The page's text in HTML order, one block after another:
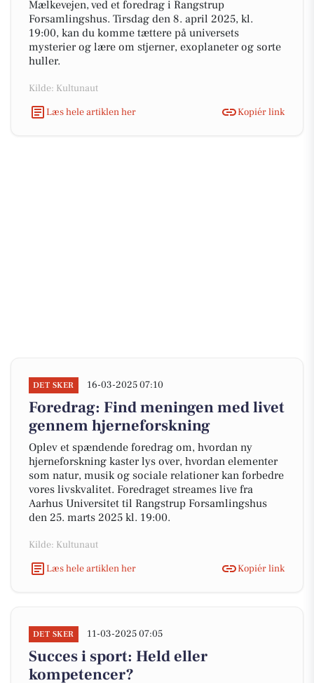
Mælkevejen, ved et foredrag i Rangstrup
Forsamlingshus. Tirsdag den 8. april 2025, kl.
19:00, kan du komme tættere på universets
mysterier og lære om stjerner, exoplaneter og sorte
huller.
Kilde: Kultunaut
Læs hele artiklen her
Kopiér link
DET SKER 16-03-2025 07:10
Foredrag: Find meningen med livet
gennem hjerneforskning
Oplev et spændende foredrag om, hvordan ny
hjerneforskning kaster lys over, hvordan elementer
som natur, musik og sociale relationer kan forbedre
vores livskvalitet. Foredraget streames live fra
Aarhus Universitet til Rangstrup Forsamlingshus
den 25. marts 2025 kl. 19:00.
Kilde: Kultunaut
Læs hele artiklen her
Kopiér link
DET SKER 11-03-2025 07:05
Succes i sport: Held eller
kompetencer?